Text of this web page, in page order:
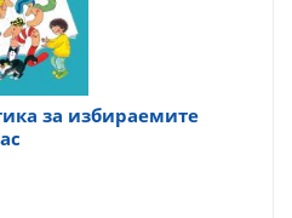
за избираемите